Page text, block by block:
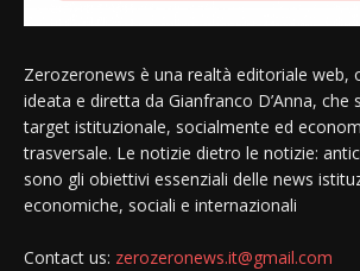
Zerozeronews è una realtà editoriale web,
ideata e diretta da Gianfranco D’Anna, che
target istituzionale, socialmente ed
trasversale. Le notizie dietro le notizie:
sono gli obiettivi essenziali delle news
economiche, sociali e internazionali
Contact us: zerozeronews.it@gmail.com